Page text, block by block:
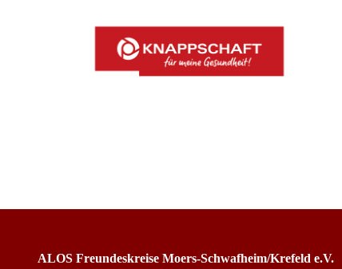
ALOS Freundeskreise Moers-Schwafheim/Krefeld e.V.